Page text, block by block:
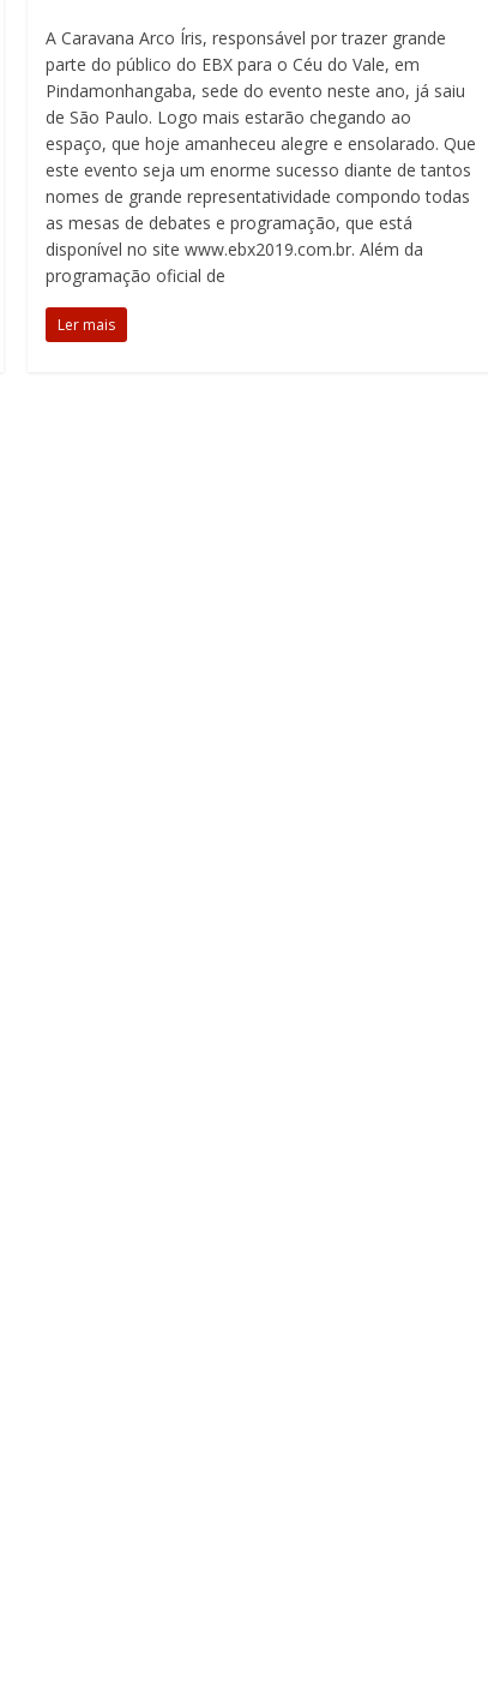
A Caravana Arco Íris, responsável por trazer grande
parte do público do EBX para o Céu do Vale, em
Pindamonhangaba, sede do evento neste ano, já saiu
de São Paulo. Logo mais estarão chegando ao
espaço, que hoje amanheceu alegre e ensolarado. Que
este evento seja um enorme sucesso diante de tantos
nomes de grande representatividade compondo todas
as mesas de debates e programação, que está
disponível no site www.ebx2019.com.br. Além da
programação oficial de
Ler mais